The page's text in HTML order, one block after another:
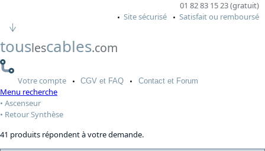
01 82 83 15 23 (gratuit)
Site sécurisé
Satisfait ou remboursé
touslescables.com
Votrecompte CGV et FAQ Contactet Forum
Menu recherche
Ascenseur
Retour Synthèse
41 produits répondent à votre demande.